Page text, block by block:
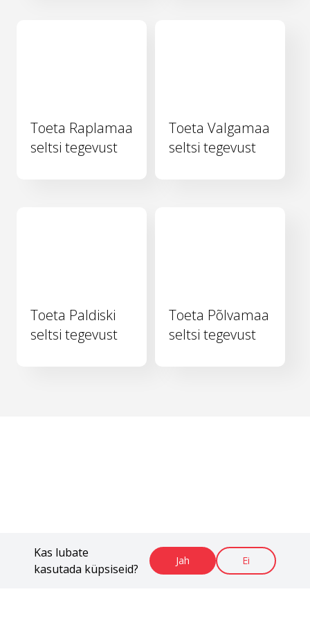
Kas lubate
kasutada küpsiseid?
Jah Ei
Toeta Raplamaa
seltsi tegevust
Toeta Valgamaa
seltsi tegevust
Toeta Paldiski
seltsi tegevust
Toeta Põlvamaa
seltsi tegevust